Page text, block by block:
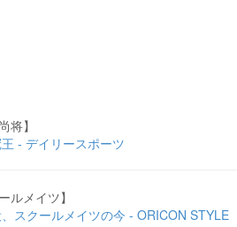
将】
- デイリースポーツ
ルメイツ】
スクールメイツの今 - ORICON STYLE